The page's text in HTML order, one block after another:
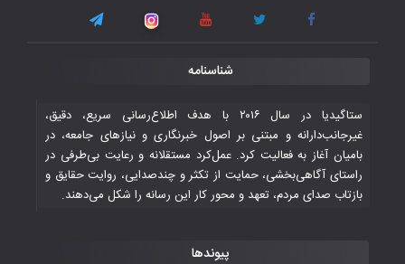
تاریخی ایران
جوانان فوتسالیست کشور با گلباران تایلند به
فینال رفتند
۲۸ October ۲۰۲۵
شناسنامه
ستاگیدیا در سال ۲۰۱۶ با هدف اطلاع‌رسانی سریع، دقیق،
غیرجانب‌دارانه و مبتنی بر اصول خبرنگاری و نیازهای جامعه، در
بامیان آغاز به فعالیت کرد. عمل‌کرد مستقلانه و رعایت بی‌طرفی در
راستای آگاهی‌بخشی، حمایت از تکثر و چندصدایی، روایت حقایق و
بازتاب صدای مردم، تعهد و محور کار این رسانه را شکل می‌دهند.
پیوندها